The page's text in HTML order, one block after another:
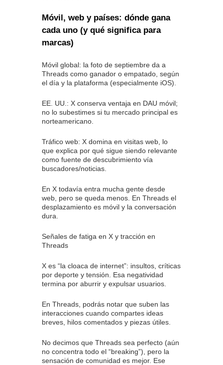
Móvil, web y países: dónde gana
cada uno (y qué significa para
marcas)
Móvil global: la foto de septiembre da a
Threads como ganador o empatado, según
el día y la plataforma (especialmente iOS).
EE. UU.: X conserva ventaja en DAU móvil;
no lo subestimes si tu mercado principal es
norteamericano.
Tráfico web: X domina en visitas web, lo
que explica por qué sigue siendo relevante
como fuente de descubrimiento vía
buscadores/noticias.
En X todavía entra mucha gente desde
web, pero se queda menos. En Threads el
desplazamiento es móvil y la conversación
dura.
Señales de fatiga en X y tracción en
Threads
X es “la cloaca de internet”: insultos, críticas
por deporte y tensión. Esa negatividad
termina por aburrir y expulsar usuarios.
En Threads, podrás notar que suben las
interacciones cuando compartes ideas
breves, hilos comentados y piezas útiles.
No decimos que Threads sea perfecto (aún
no concentra todo el “breaking”), pero la
sensación de comunidad es mejor. Ese